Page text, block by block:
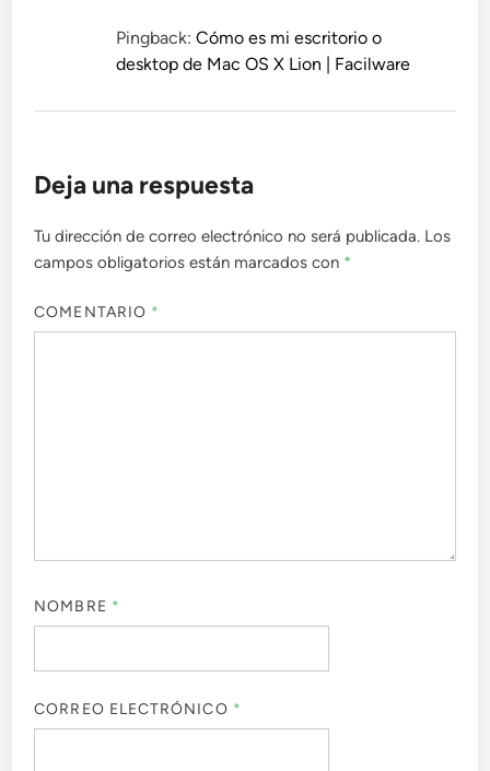
Pingback:Cómo es mi escritorio o
desktop de Mac OS X Lion | Facilware
Deja una respuesta
Tu dirección de correo electrónico no será publicada. Los
campos obligatorios están marcados con *
COMENTARIO *
NOMBRE *
CORREO ELECTRÓNICO *